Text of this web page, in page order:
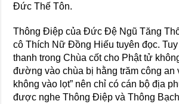
Đức Thế Tôn.
Thông Điệp của Đức Đệ Ngũ Tăng
cô Thích Nữ Đồng Hiếu tuyên đọc.
thanh trong Chùa cốt cho Phật tử
đường vào chùa bị hằng trăm công an
không vào lọt” nên chỉ có cán bộ địa
được nghe Thông Điệp và Thông